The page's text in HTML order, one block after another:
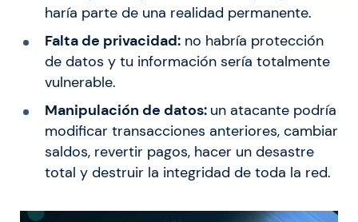
haría parte de una realidad permanente.
Falta de privacidad:no habría protección
de datos y tu información sería totalmente
vulnerable.
Manipulación de datos: un atacante podría
modificar transacciones anteriores, cambiar
saldos, revertir pagos, hacer un desastre
total y destruir la integridad de toda la red.